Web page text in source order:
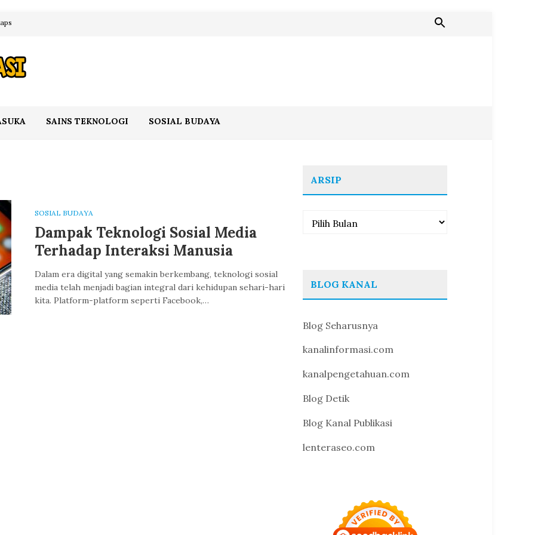
SAINS TEKNOLOGI SOSIAL BUDAYA
SOSIAL BUDAYA
Dampak Teknologi Sosial Media
Terhadap Interaksi Manusia
Dalam era digital yang semakin berkembang, teknologi sosial
media telah menjadi bagian integral dari kehidupan sehari-hari
kita. Platform-platform seperti Facebook,…
ARSIP
Arsip
BLOG KANAL
Blog Seharusnya
kanalinformasi.com
kanalpengetahuan.com
Blog Detik
Blog Kanal Publikasi
lenteraseo.com